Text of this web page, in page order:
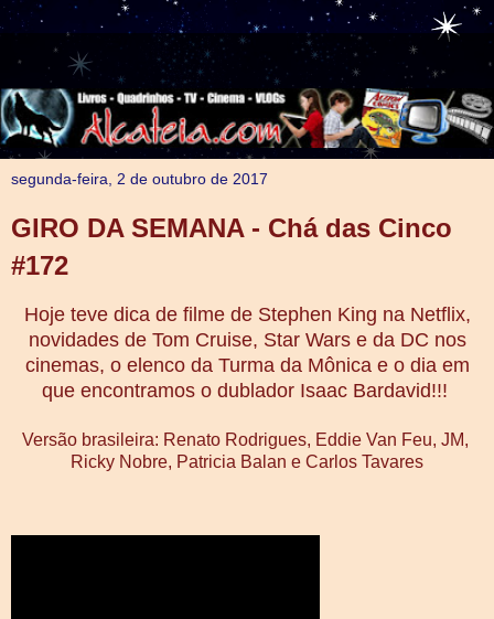
segunda-feira, 2 de outubro de 2017
GIRO DA SEMANA - Chá das Cinco
#172
Hoje teve dica de filme de Stephen King na Netflix,
novidades de Tom Cruise, Star Wars e da DC nos
cinemas, o elenco da Turma da Mônica e o dia em
que encontramos o dublador Isaac Bardavid!!!
Versão brasileira: Renato Rodrigues, Eddie Van Feu, JM,
Ricky Nobre, Patricia Balan e Carlos Tavares